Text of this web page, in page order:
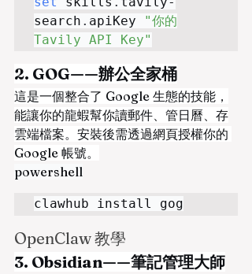
search . apiKey
"你的
Tavily API Key"
2. GOG——辦公全家桶
這是一個整合了 Google 生態的技能，
能讓你的龍蝦幫你讀郵件、管日曆、存
雲端檔案。安裝後需透過網頁授權你的
Google 帳號。
powershell
clawhub install gog
OpenClaw 教學
3. Obsidian——筆記管理大師